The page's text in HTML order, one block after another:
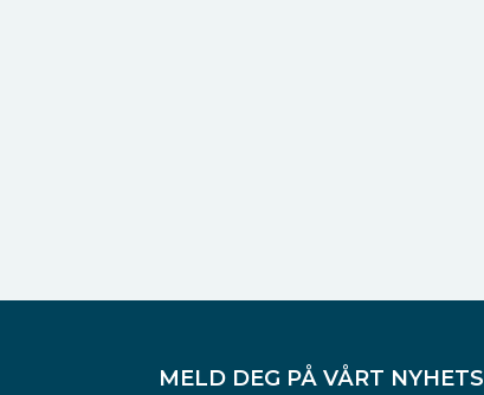
MELD DEG PÅ VÅRT